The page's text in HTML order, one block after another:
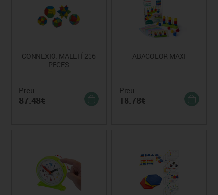
CONNEXIÓ. MALETÍ 236
PECES
Preu
87.48€
ABACOLOR MAXI
Preu
18.78€